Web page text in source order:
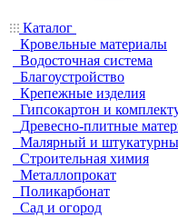
Каталог
Кровельные материалы
Водосточная система
Благоустройство
Крепежные изделия
Гипсокартон и
Древесно-плитные
Малярный и
Строительная химия
Металлопрокат
Поликарбонат
Сад и огород